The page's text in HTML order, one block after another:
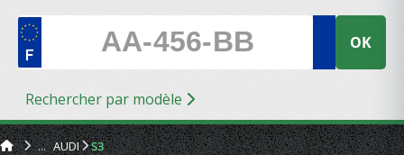
OK
Rechercher par modèle
AUDI S3